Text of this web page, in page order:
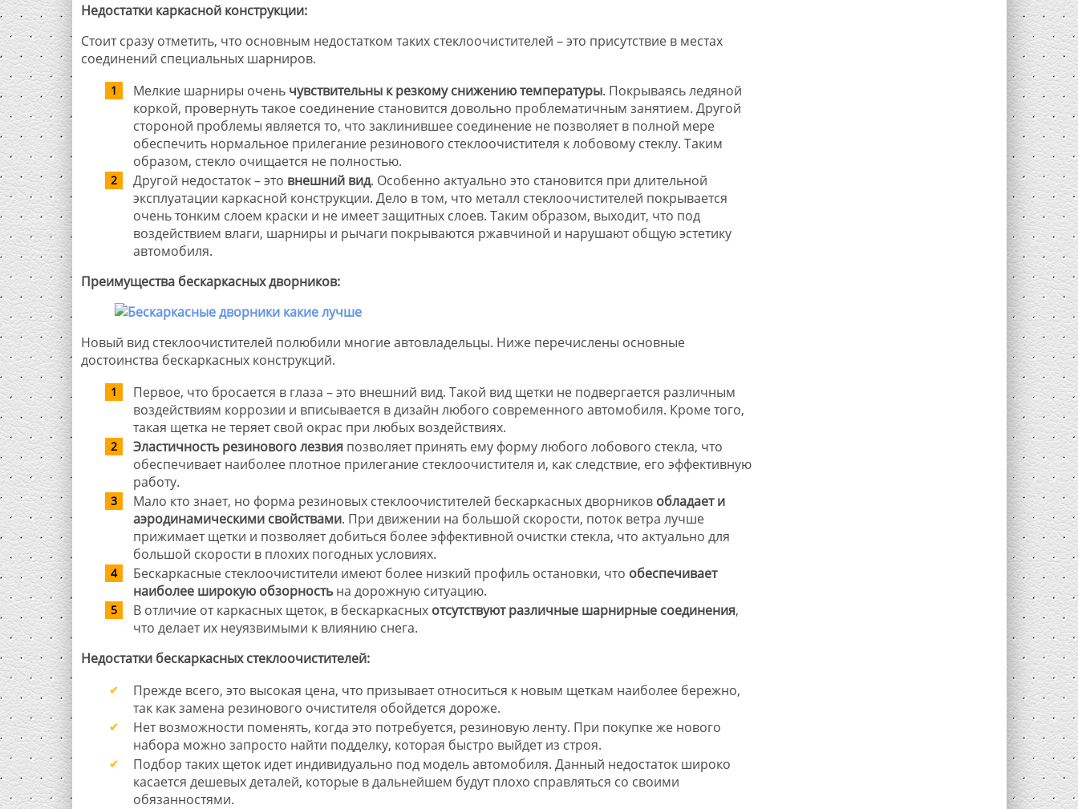
Недостатки каркасной конструкции:
Стоит сразу отметить, что основным недостатком таких стеклоочистителей – это присутствие в местах
соединений специальных шарниров.
Мелкие шарниры очень чувствительны к резкому снижению температуры. Покрываясь ледяной
коркой, провернуть такое соединение становится довольно проблематичным занятием. Другой
стороной проблемы является то, что заклинившее соединение не позволяет в полной мере
обеспечить нормальное прилегание резинового стеклоочистителя к лобовому стеклу. Таким
образом, стекло очищается не полностью.
Другой недостаток – это внешний вид. Особенно актуально это становится при длительной
эксплуатации каркасной конструкции. Дело в том, что металл стеклоочистителей покрывается
очень тонким слоем краски и не имеет защитных слоев. Таким образом, выходит, что под
воздействием влаги, шарниры и рычаги покрываются ржавчиной и нарушают общую эстетику
автомобиля.
Преимущества бескаркасных дворников:
Новый вид стеклоочистителей полюбили многие автовладельцы. Ниже перечислены основные
достоинства бескаркасных конструкций.
Первое, что бросается в глаза – это внешний вид. Такой вид щетки не подвергается различным
воздействиям коррозии и вписывается в дизайн любого современного автомобиля. Кроме того,
такая щетка не теряет свой окрас при любых воздействиях.
Эластичность резинового лезвияпозволяет принять ему форму любого лобового стекла, что
обеспечивает наиболее плотное прилегание стеклоочистителя и, как следствие, его эффективную
работу.
Мало кто знает, но форма резиновых стеклоочистителей бескаркасных дворников обладает и
аэродинамическими свойствами. При движении на большой скорости, поток ветра лучше
прижимает щетки и позволяет добиться более эффективной очистки стекла, что актуально для
большой скорости в плохих погодных условиях.
Бескаркасные стеклоочистители имеют более низкий профиль остановки, что обеспечивает
наиболее широкую обзорностьна дорожную ситуацию.
В отличие от каркасных щеток, в бескаркасныхотсутствуют различные шарнирные соединения,
что делает их неуязвимыми к влиянию снега.
Недостатки бескаркасных стеклоочистителей:
Прежде всего, это высокая цена, что призывает относиться к новым щеткам наиболее бережно,
так как замена резинового очистителя обойдется дороже.
Нет возможности поменять, когда это потребуется, резиновую ленту. При покупке же нового
набора можно запросто найти подделку, которая быстро выйдет из строя.
Подбор таких щеток идет индивидуально под модель автомобиля. Данный недостаток широко
касается дешевых деталей, которые в дальнейшем будут плохо справляться со своими
обязанностями.